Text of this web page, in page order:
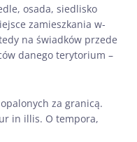
osada, siedlisko
zamieszkania w-
na świadków przede
danego terytorium –
za granicą.
in illis. O tempora,